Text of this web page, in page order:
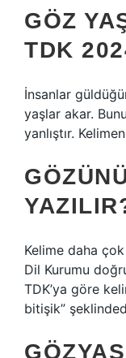
GÖZ
TDK
İnsanlar
yaşlar akar.
yanlıştır.
Kelime daha
Dil Kurumu
TDK’ya göre
bitişik”